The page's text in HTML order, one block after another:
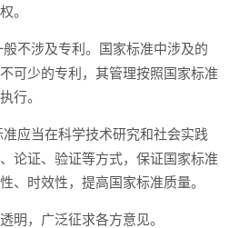
。
不涉及专利。国家标准中涉及的
可少的专利，其管理按照国家标准
行。
应当在科学技术研究和社会实践
论证、验证等方式，保证国家标准
、时效性，提高国家标准质量。
明，广泛征求各方意见。